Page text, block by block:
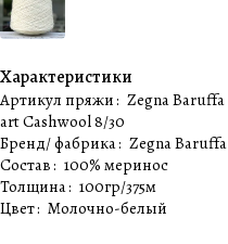
Характеристики
Артикул пряжи: Zegna Baruffa
art Cashwool 8/30
Бренд/ фабрика: Zegna Baruffa
Состав: 100% меринос
Толщина: 100гр/375м
Цвет: Молочно-белый